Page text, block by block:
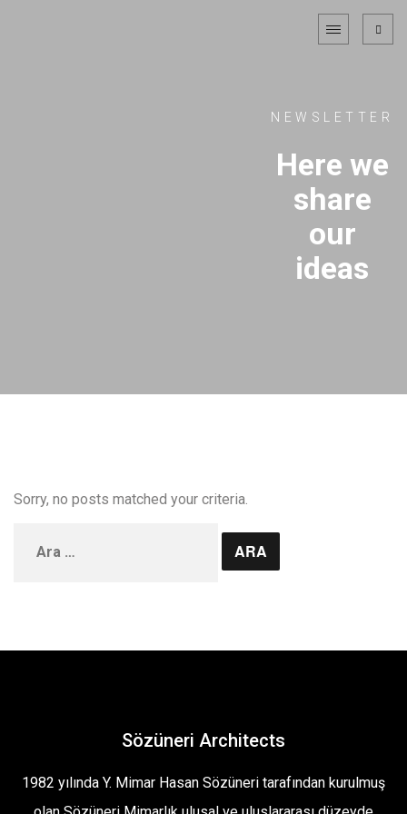
NEWSLETTER
Here we
share
our
ideas
Sorry, no posts matched your criteria.
Sözüneri Architects
1982 yılında Y. Mimar Hasan Sözüneri tarafından kurulmuş